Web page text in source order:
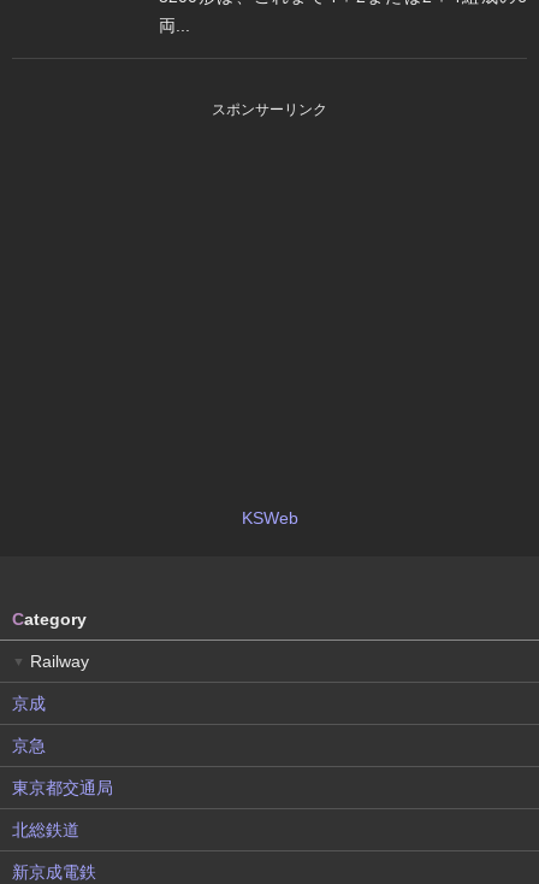
両...
スポンサーリンク
KSWeb
Category
▼ Railway
京成
京急
東京都交通局
北総鉄道
新京成電鉄